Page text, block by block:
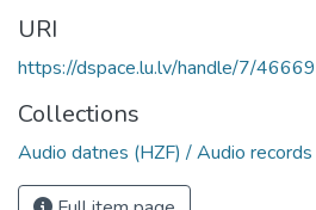
URI
https://dspace.lu.lv/handle/7/46669
Collections
Audio datnes (HZF) / Audio records